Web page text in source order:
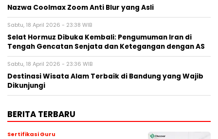
Nazwa Coolmax Zoom Anti Blur yang Asli
Sabtu, 18 April 2026 - 23:38 WIB
Selat Hormuz Dibuka Kembali: Pengumuman Iran di
Tengah Gencatan Senjata dan Ketegangan dengan AS
Sabtu, 18 April 2026 - 23:36 WIB
Destinasi Wisata Alam Terbaik di Bandung yang Wajib
Dikunjungi
BERITA TERBARU
Sertifikasi Guru